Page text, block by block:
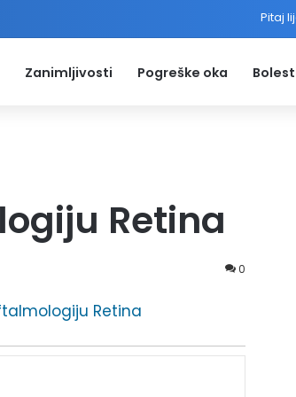
Pitaj
Zanimljivosti Pogreške oka
Retina
0
Retina